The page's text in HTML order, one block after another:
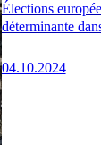
Élections
déterminante
04.10.2024